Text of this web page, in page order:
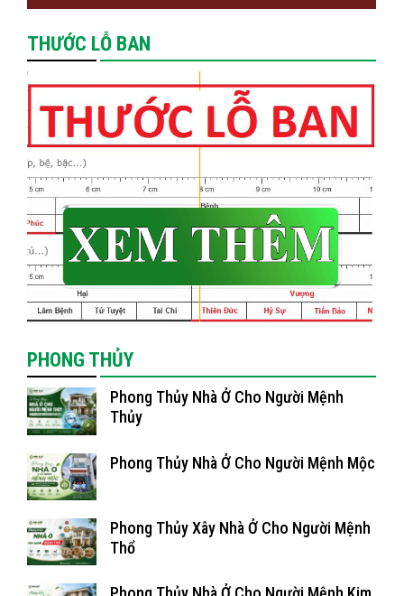
THƯỚC LỖ BAN
PHONG THỦY
Phong Thủy Nhà Ở Cho Người Mệnh
Thủy
Phong Thủy Nhà Ở Cho Người Mệnh Mộc
Phong Thủy Xây Nhà Ở Cho Người Mệnh
Thổ